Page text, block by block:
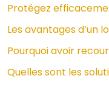
Protégez
Les avantages d’un
Pourquoi avoir
Quelles sont les